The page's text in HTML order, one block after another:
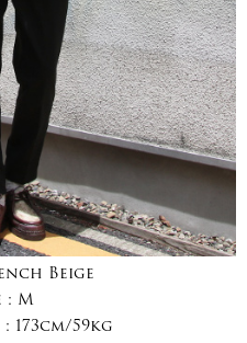
Beige
: M
173cm/59kg